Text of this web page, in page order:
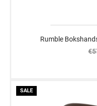
Rumble
SALE